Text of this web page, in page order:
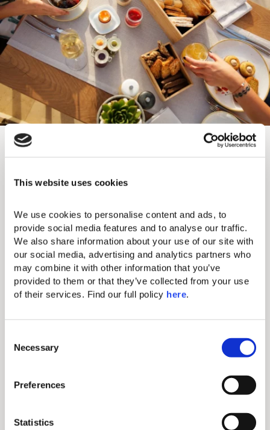
This website uses cookies
We use cookies to personalise content and ads, to
provide social media features and to analyse our traffic.
We also share information about your use of our site with
our social media, advertising and analytics partners who
may combine it with other information that you’ve
provided to them or that they’ve collected from your use
of their services. Find our full policy here.
Necessary
Preferences
Statistics
Frühstück verpasst? Keine Sorge,
wir haben an alles gedacht!
Beginnen Sie Ihren Tag stilvoll mit unserem
la carte, die aus den frischesten Zutaten der Region
zubereitet werden, schlürfen Sie erfrischende
Smoothies und vitaminreiche Getränke von unserer
dynamischen Getränkestation und genießen Sie
dabei den Blick auf Kreta.